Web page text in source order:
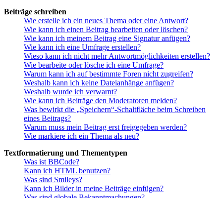
Beiträge schreiben
Wie erstelle ich ein neues Thema oder eine Antwort?
Wie kann ich einen Beitrag bearbeiten oder löschen?
Wie kann ich meinem Beitrag eine Signatur anfügen?
Wie kann ich eine Umfrage erstellen?
Wieso kann ich nicht mehr Antwortmöglichkeiten erstellen?
Wie bearbeite oder lösche ich eine Umfrage?
Warum kann ich auf bestimmte Foren nicht zugreifen?
Weshalb kann ich keine Dateianhänge anfügen?
Weshalb wurde ich verwarnt?
Wie kann ich Beiträge den Moderatoren melden?
Was bewirkt die „Speichern“-Schaltfläche beim Schreiben
eines Beitrags?
Warum muss mein Beitrag erst freigegeben werden?
Wie markiere ich ein Thema als neu?
Textformatierung und Thementypen
Was ist BBCode?
Kann ich HTML benutzen?
Was sind Smileys?
Kann ich Bilder in meine Beiträge einfügen?